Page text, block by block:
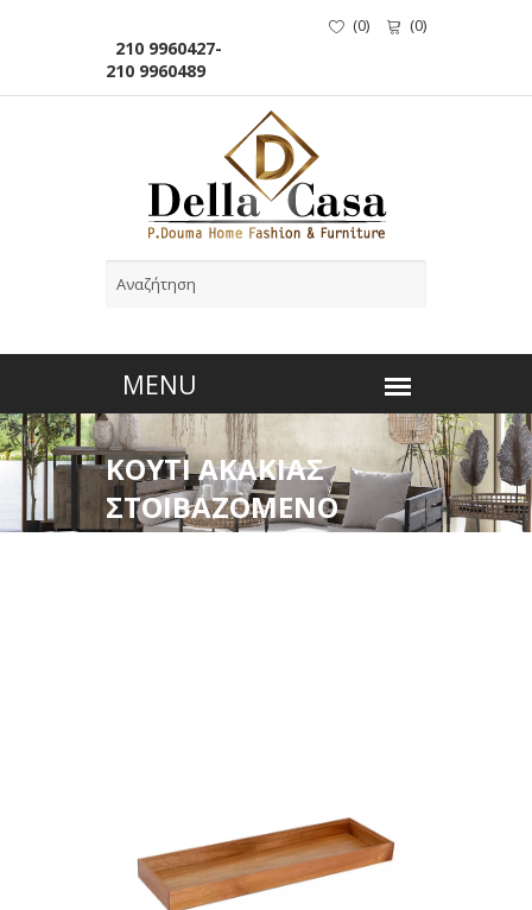
210 9960427-
210 9960489
(0) (0)
ΚΟΥΤΙ ΑΚΑΚΙΑΣ
ΣΤΟΙΒΑΖΟΜΕΝΟ
GN2/4 H: 4,5CM